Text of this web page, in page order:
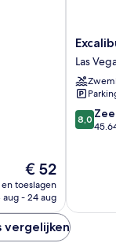
De
prijs
is
€ 52
toeslagen
aug - 24 aug
Hotel
&
Casino
Las
Vegas
Strip
Las
8.0
van
8,0
vergelijken